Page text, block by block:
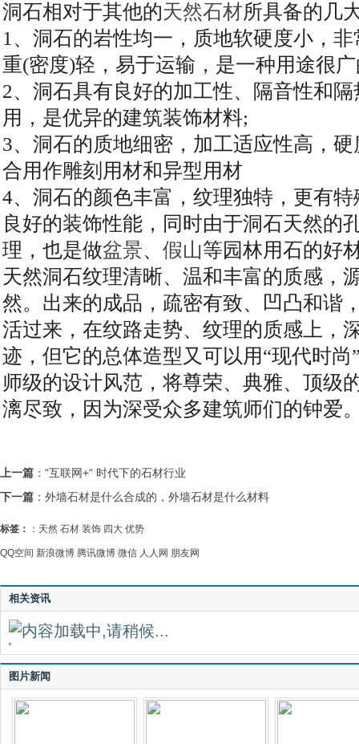
洞石相对于其他的天然石材所具备的几
1、洞石的岩性均一，质地软硬度小，
重(密度)轻，易于运输，是一种用途很
2、洞石具有良好的加工性、隔音性和
用，是优异的建筑装饰材料;
3、洞石的质地细密，加工适应性高，
合用作雕刻用材和异型用材
4、洞石的颜色丰富，纹理独特，更有
良好的装饰性能，同时由于洞石天然的
理，也是做盆景、 假山等园林用石的好
天然洞石纹理清晰、温和丰富的质感，
然。出来的成品，疏密有致、凹凸和谐
活过来，在纹路走势、纹理的质感上，
迹，但它的总体造型又可以用“现代时
师级的设计风范，将尊荣、典雅、顶级
漓尽致，因为深受众多建筑师们的钟爱
上一篇 ： “互联网+“ 时代下的石材行业
下一篇 ： 外墙石材是什么合成的，外墙石材是什么材料
标签： ： 天然 石材 装饰 四大 优势
QQ空间 新浪微博 腾讯微博 微信 人人网 朋友网
相关资讯
图片新闻